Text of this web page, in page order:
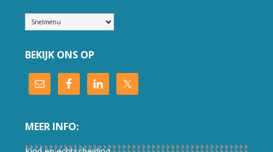
BEKIJK ONS OP
MEER INFO: